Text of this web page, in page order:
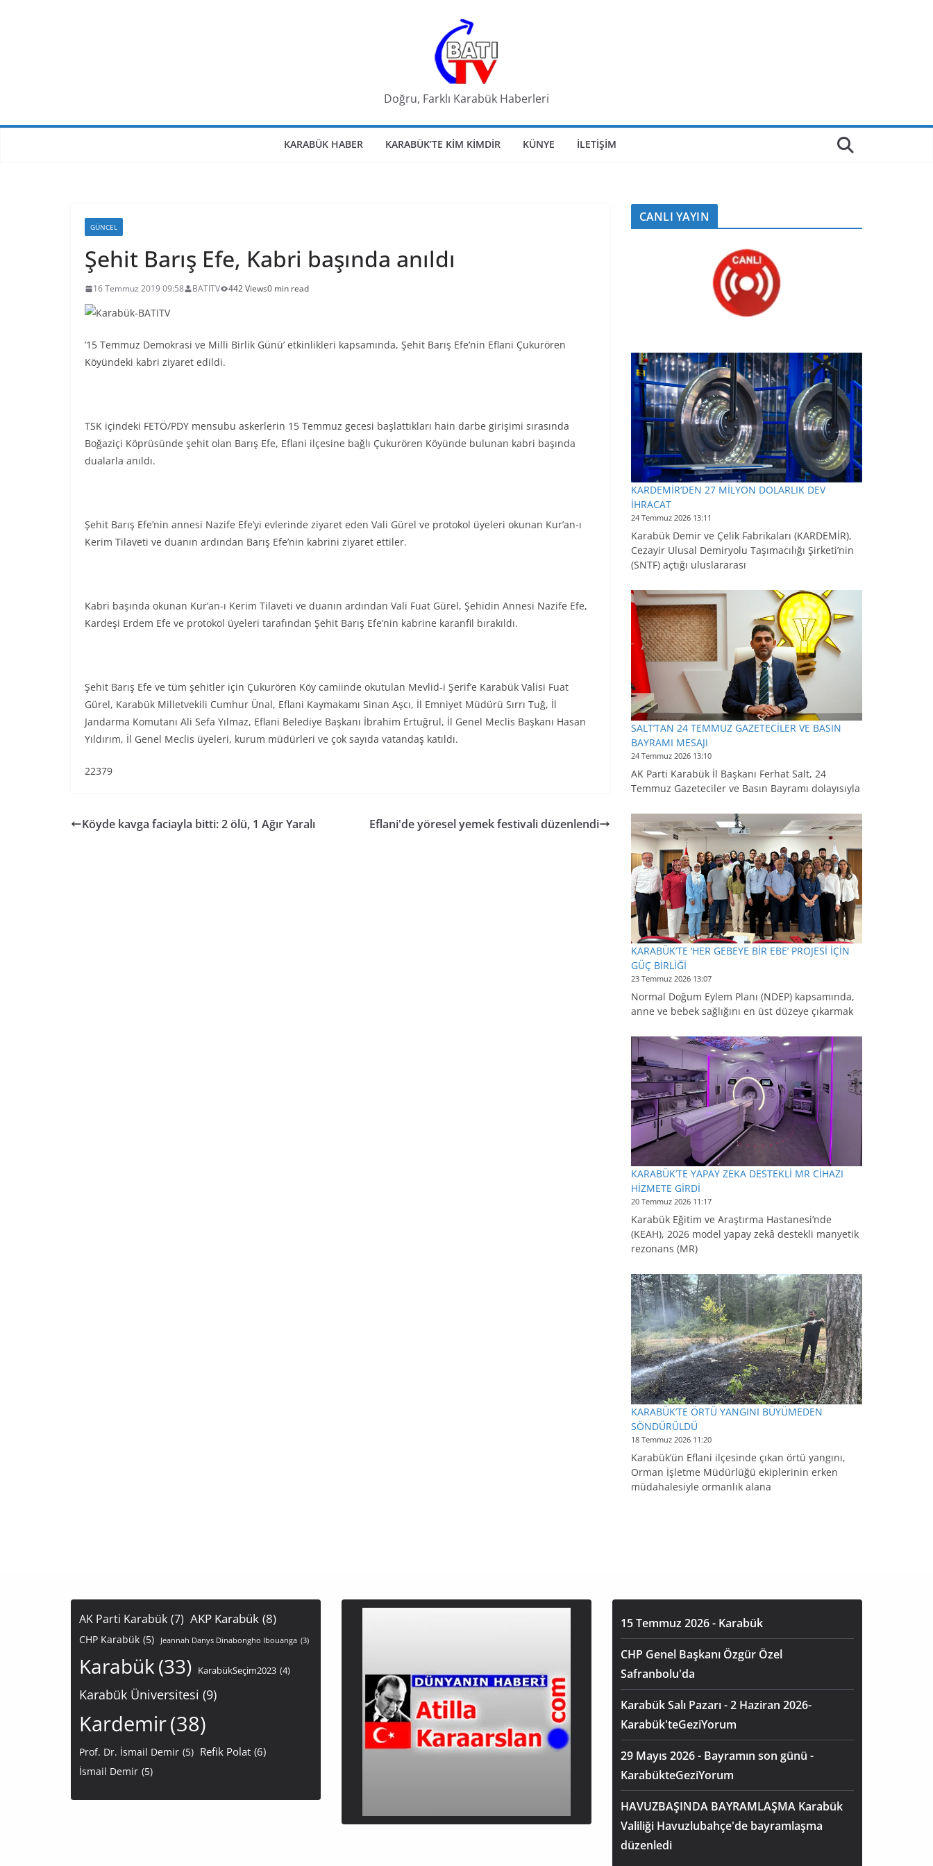
Doğru, Farklı Karabük Haberleri
KARABÜK HABER KARABÜK’TE KIM KIMDIR KÜNYE İLETIŞIM
GÜNCEL
Şehit Barış Efe, Kabri başında anıldı
16 Temmuz 2019 09:58 BATITV 442 Views0 min read
’15 Temmuz Demokrasi ve Milli Birlik Günü’ etkinlikleri kapsamında, Şehit Barış Efe’nin Eflani Çukurören
Köyündeki kabri ziyaret edildi.
TSK içindeki FETÖ/PDY mensubu askerlerin 15 Temmuz gecesi başlattıkları hain darbe girişimi sırasında
Boğaziçi Köprüsünde şehit olan Barış Efe, Eflani ilçesine bağlı Çukurören Köyünde bulunan kabri başında
dualarla anıldı.
Şehit Barış Efe’nin annesi Nazife Efe’yi evlerinde ziyaret eden Vali Gürel ve protokol üyeleri okunan Kur’an-ı
Kerim Tilaveti ve duanın ardından Barış Efe’nin kabrini ziyaret ettiler.
Kabri başında okunan Kur’an-ı Kerim Tilaveti ve duanın ardından Vali Fuat Gürel, Şehidin Annesi Nazife Efe,
Kardeşi Erdem Efe ve protokol üyeleri tarafından Şehit Barış Efe’nin kabrine karanfil bırakıldı.
Şehit Barış Efe ve tüm şehitler için Çukurören Köy camiinde okutulan Mevlid-i Şerif’e Karabük Valisi Fuat
Gürel, Karabük Milletvekili Cumhur Ünal, Eflani Kaymakamı Sinan Aşcı, İl Emniyet Müdürü Sırrı Tuğ, İl
Jandarma Komutanı Ali Sefa Yılmaz, Eflani Belediye Başkanı İbrahim Ertuğrul, İl Genel Meclis Başkanı Hasan
Yıldırım, İl Genel Meclis üyeleri, kurum müdürleri ve çok sayıda vatandaş katıldı.
22379
Köyde kavga faciayla bitti: 2 ölü, 1 Ağır Yaralı Eflani'de yöresel yemek festivali düzenlendi
CANLI YAYIN
KARDEMİR’DEN 27 MİLYON DOLARLIK DEV
İHRACAT
24 Temmuz 2026 13:11
Karabük Demir ve Çelik Fabrikaları (KARDEMİR),
Cezayir Ulusal Demiryolu Taşımacılığı Şirketi’nin
(SNTF) açtığı uluslararası
SALT’TAN 24 TEMMUZ GAZETECİLER VE BASIN
BAYRAMI MESAJI
24 Temmuz 2026 13:10
AK Parti Karabük İl Başkanı Ferhat Salt, 24
Temmuz Gazeteciler ve Basın Bayramı dolayısıyla
KARABÜK’TE ‘HER GEBEYE BİR EBE’ PROJESİ İÇİN
GÜÇ BİRLİĞİ
23 Temmuz 2026 13:07
Normal Doğum Eylem Planı (NDEP) kapsamında,
anne ve bebek sağlığını en üst düzeye çıkarmak
KARABÜK’TE YAPAY ZEKA DESTEKLİ MR CİHAZI
HİZMETE GİRDİ
20 Temmuz 2026 11:17
Karabük Eğitim ve Araştırma Hastanesi’nde
(KEAH), 2026 model yapay zekâ destekli manyetik
rezonans (MR)
KARABÜK’TE ÖRTÜ YANGINI BÜYÜMEDEN
SÖNDÜRÜLDÜ
18 Temmuz 2026 11:20
Karabük’ün Eflani ilçesinde çıkan örtü yangını,
Orman İşletme Müdürlüğü ekiplerinin erken
müdahalesiyle ormanlık alana
AK Parti Karabük (7) AKP Karabük (8)
CHP Karabük (5) Jeannah Danys Dinabongho Ibouanga (3)
Karabük(33) KarabükSeçim2023 (4)
Karabük Üniversitesi (9)
Kardemir(38)
Prof. Dr. İsmail Demir (5) Refik Polat (6)
İsmail Demir (5)
15 Temmuz 2026 - Karabük
CHP Genel Başkanı Özgür Özel
Safranbolu'da
Karabük Salı Pazarı - 2 Haziran 2026-
Karabük'teGeziYorum
29 Mayıs 2026 - Bayramın son günü -
KarabükteGeziYorum
HAVUZBAŞINDA BAYRAMLAŞMA Karabük
Valiliği Havuzlubahçe'de bayramlaşma
düzenledi